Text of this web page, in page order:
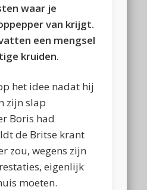
waar je
van krijgt.
een mengsel
kruiden.
het idee nadat hij
zijn slap
Boris had
de Britse krant
zou, wegens zijn
eigenlijk
moeten.